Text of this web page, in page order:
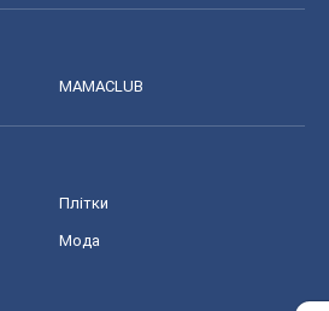
MAMACLUB
Плітки
Мода